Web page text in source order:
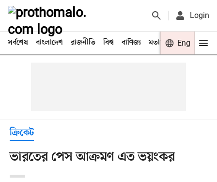
Login
সর্বশেষ বাংলাদেশ রাজনীতি বিশ্ব বাণিজ্য মতামত খেলা
Eng
ক্রিকেট
ভারতের পেস আক্রমণ এত ভয়ংকর